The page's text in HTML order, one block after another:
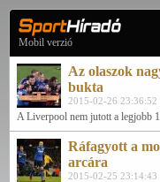
Mobil verzió
Az olaszok
bukta
2015-02-26 23:36:52
A Liverpool nem jutott a legjobb
Ráfagyott a
arcára
2015-02-25 23:14:43